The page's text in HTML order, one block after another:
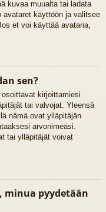
kuvaa muualta tai ladata
avataret käyttöön ja valitsee
et voi käyttää avataria,
sen?
kirjoittamiesi
tai valvojat. Yleensä
nämä ovat ylläpitäjän
arvonimeäsi.
tai ylläpitäjät voivat
pyydetään